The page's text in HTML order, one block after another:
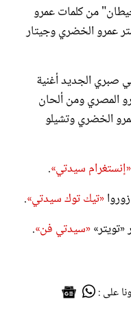
من كلمات عمرو
عمرو الخضري وجيتار
صبري الجديد أغنية
المصري ومن ألحان
الخضري وتشيلو
«إنستغرام سيدتي».
«تيك توك سيدتي».
«سيدتي فن».
على :